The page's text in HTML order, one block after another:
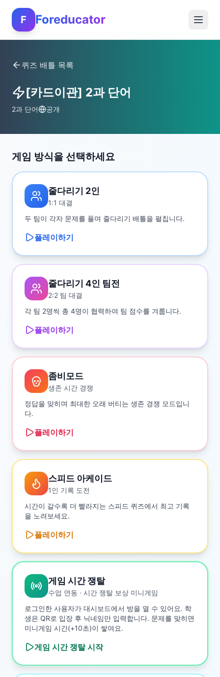
F Foreducator
퀴즈 배틀 목록
[카드이관] 2과 단어
2과 단어 공개
게임 방식을 선택하세요
줄다리기 2인
1:1 대결
두 팀이 각자 문제를 풀며 줄다리기 배틀을 펼칩니다.
플레이하기
줄다리기 4인 팀전
2:2 팀 대결
각 팀 2명씩 총 4명이 협력하여 팀 점수를 겨룹니다.
플레이하기
좀비모드
생존 시간 경쟁
정답을 맞히며 최대한 오래 버티는 생존 경쟁 모드입니
다.
플레이하기
스피드 아케이드
1인 기록 도전
시간이 갈수록 더 빨라지는 스피드 퀴즈에서 최고 기록
을 노려보세요.
플레이하기
게임 시간 쟁탈
수업 연동 · 시간 쟁탈 보상 미니게임
로그인한 사용자가 대시보드에서 방을 열 수 있어요. 학
생은 QR로 입장 후 닉네임만 입력합니다. 문제를 맞히면
미니게임 시간(+10초)이 쌓여요.
게임 시간 쟁탈시작